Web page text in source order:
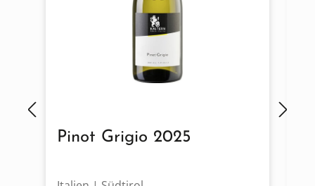
Pinot Grigio 2025